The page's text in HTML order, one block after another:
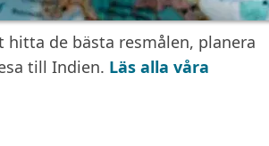
de bästa resmålen, planera
till Indien. Läs alla våra